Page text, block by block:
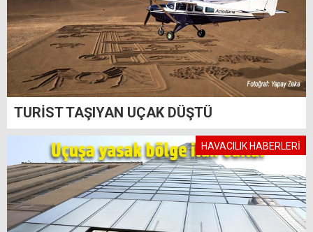
TURİST TAŞIYAN UÇAK DÜŞTÜ
HAVACILIK HABERLERİ